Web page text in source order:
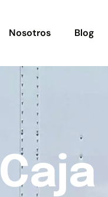
Nosotros Blog
Caja